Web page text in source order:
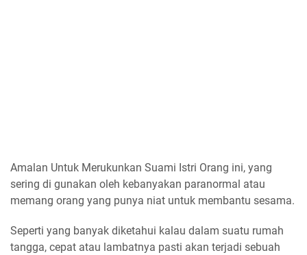
Amalan Untuk Merukunkan Suami Istri Orang ini, yang
sering di gunakan oleh kebanyakan paranormal atau
memang orang yang punya niat untuk membantu sesama.
Seperti yang banyak diketahui kalau dalam suatu rumah
tangga, cepat atau lambatnya pasti akan terjadi sebuah